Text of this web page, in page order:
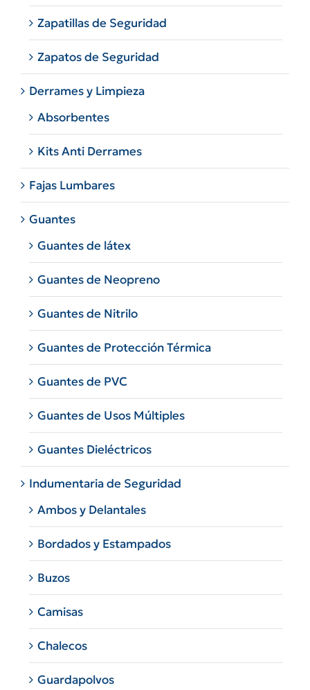
Zapatillas de Seguridad
Zapatos de Seguridad
Derrames y Limpieza
Absorbentes
Kits Anti Derrames
Fajas Lumbares
Guantes
Guantes de látex
Guantes de Neopreno
Guantes de Nitrilo
Guantes de Protección Térmica
Guantes de PVC
Guantes de Usos Múltiples
Guantes Dieléctricos
Indumentaria de Seguridad
Ambos y Delantales
Bordados y Estampados
Buzos
Camisas
Chalecos
Guardapolvos